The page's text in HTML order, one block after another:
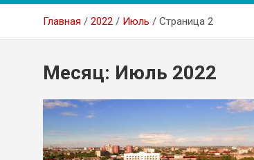
Главная 2022 Июль Страница 2
Месяц: Июль 2022